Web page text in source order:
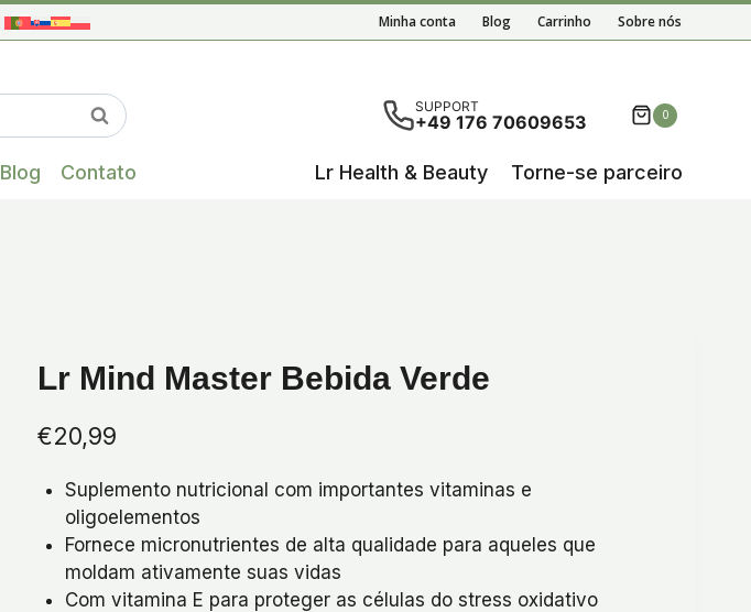
Minha conta Blog Carrinho Sobre nós
PesquisaQuando estiverem disponíveis resultados de preenchimento
SUPPORT
+49 176 70609653 0
Blog Contato Lr Health & Beauty Torne-se parceiro
Lr Mind Master Bebida Verde
€20,99
Suplemento nutricional com importantes vitaminas e
oligoelementos
Fornece micronutrientes de alta qualidade para aqueles que
moldam ativamente suas vidas
Com vitamina E para proteger as células do stress oxidativo